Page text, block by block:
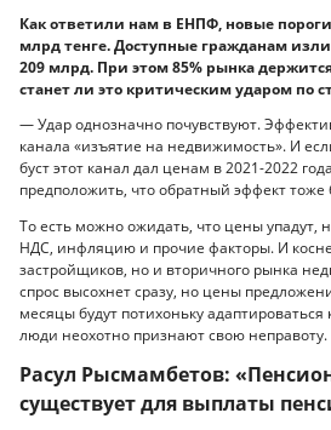
Как ответили нам в ЕНПФ, новые
млрд тенге. Доступные гражданам
209 млрд. При этом 85% рынка
станет ли это критическим ударом по
— Удар однозначно почувствуют.
канала «изъятие на недвижимость». И
буст этот канал дал ценам в 2021-2022
предположить, что обратный эффект
То есть можно ожидать, что цены упадут,
НДС, инфляцию и прочие факторы. И
застройщиков, но и вторичного рынка
спрос высохнет сразу, но цены
месяцы будут потихоньку
люди неохотно признают свою неправоту.
Расул Рысмамбетов:
существует для выплаты